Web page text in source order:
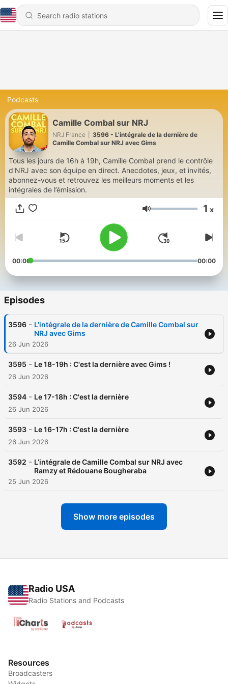
Podcasts
Camille Combal sur NRJ
NRJ France
3596 - L'intégrale de la dernière de
Camille Combal sur NRJ avec Gims
Tous les jours de 16h à 19h, Camille Combal prend le contrôle
d'NRJ avec son équipe en direct. Anecdotes, jeux, et invités,
abonnez-vous et retrouvez les meilleurs moments et les
intégrales de l’émission.
Volume 1 x
00:00 00:00
Episodes
3596 - L'intégrale de la dernière de Camille Combal sur
NRJ avec Gims
26 Jun 2026
3595 - Le 18-19h : C'est la dernière avec Gims !
26 Jun 2026
3594 - Le 17-18h : C'est la dernière
26 Jun 2026
3593 - Le 16-17h : C'est la dernière
26 Jun 2026
3592 - L’intégrale de Camille Combal sur NRJ avec
Ramzy et Rédouane Bougheraba
25 Jun 2026
Show more episodes
Radio USA
Radio Stations and Podcasts
Resources
Broadcasters